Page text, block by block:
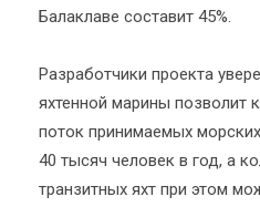
Балаклаве составит 45%.
Разработчики проекта
яхтенной марины позволит
поток принимаемых
40 тысяч человек в год, а
транзитных яхт при этом